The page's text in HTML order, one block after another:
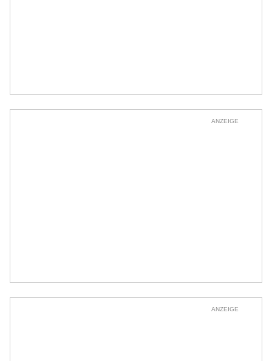
ANZEIGE
ANZEIGE